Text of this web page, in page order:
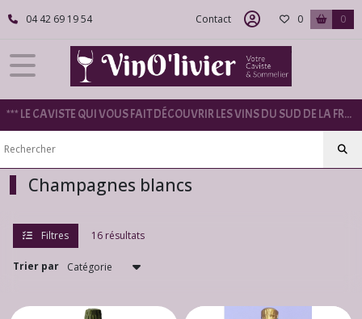
04 42 69 19 54 Contact 0 0
*** LE CAVISTE QUI VOUS FAIT DÉCOUVRIR LES VINS DU SUD DE LA FRANCE ***
Champagnes blancs
Filtres 16 résultats
Trier par
Fermer
FILTRES
Tous
les
produits
Bulles
Champagnes
(16)
Champagnes
(3)